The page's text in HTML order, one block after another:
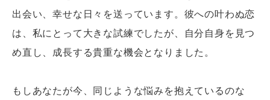
出会い、幸せな日々を送っています。彼への叶わぬ恋
は、私にとって大きな試練でしたが、自分自身を見つ
め直し、成長する貴重な機会となりました。
もしあなたが今、同じような悩みを抱えているのな